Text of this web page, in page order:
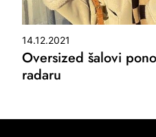
14.12.2021
Oversized šalovi
radaru